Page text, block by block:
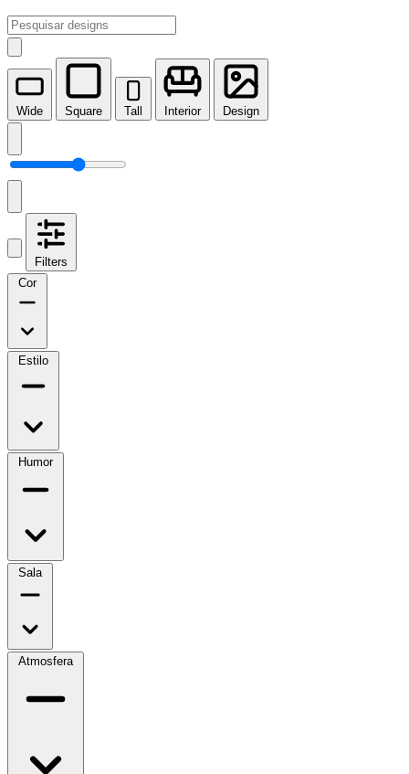
Wide Square Tall Interior Design
Filters
Cor
Estilo
Humor
Sala
Atmosfera